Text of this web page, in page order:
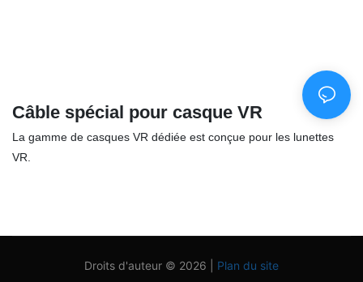
Câble spécial pour casque VR
La gamme de casques VR dédiée est conçue pour les lunettes
VR.
Droits d'auteur © 2026 | Plan du site